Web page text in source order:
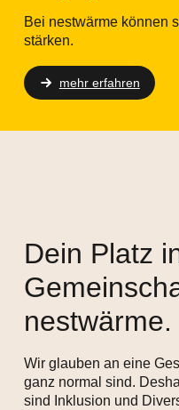
Bei nestwärme können
stärken.
mehr erfahren
Dein Platz
nestwärme.
Wir glauben an eine
ganz normal sind.
sind Inklusion und